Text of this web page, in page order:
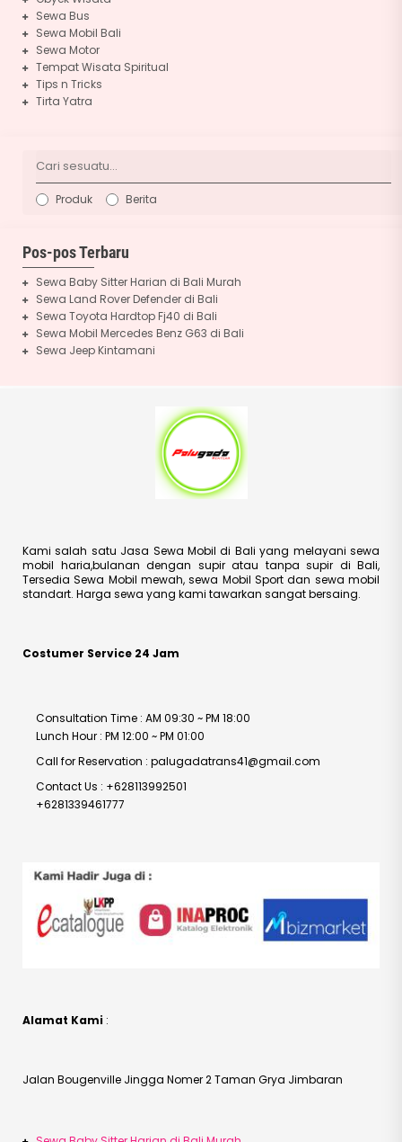
Sewa Bus
Sewa Mobil Bali
Sewa Motor
Tempat Wisata Spiritual
Tips n Tricks
Tirta Yatra
Produk Berita
Pos-pos Terbaru
Sewa Baby Sitter Harian di Bali Murah
Sewa Land Rover Defender di Bali
Sewa Toyota Hardtop Fj40 di Bali
Sewa Mobil Mercedes Benz G63 di Bali
Sewa Jeep Kintamani
Kami salah satu Jasa Sewa Mobil di Bali yang melayani sewa
mobil haria,bulanan dengan supir atau tanpa supir di Bali,
Tersedia Sewa Mobil mewah, sewa Mobil Sport dan sewa mobil
standart. Harga sewa yang kami tawarkan sangat bersaing.
Costumer Service 24 Jam
Consultation Time : AM 09:30 ~ PM 18:00
Lunch Hour : PM 12:00 ~ PM 01:00
Call for Reservation : palugadatrans41@gmail.com
Contact Us : +628113992501
+6281339461777
Alamat Kami :
Jalan Bougenville Jingga Nomer 2 Taman Grya Jimbaran